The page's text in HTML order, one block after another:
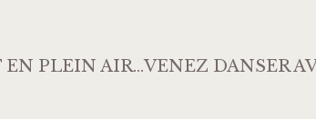
PLEIN AIR…VENEZ DANSER